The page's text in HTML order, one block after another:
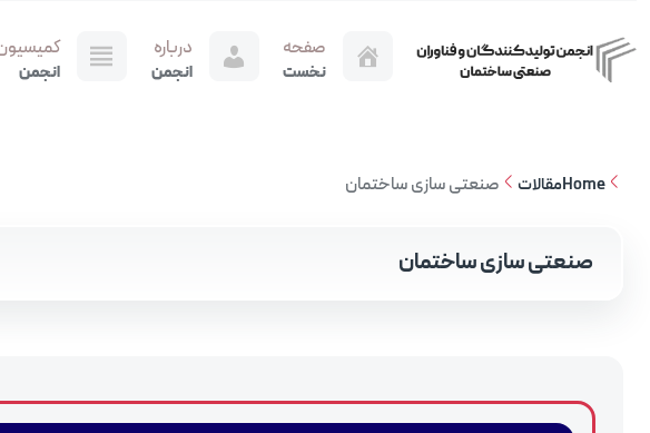
صفحه
نخست
درباره
انجمن انجمن
Homeمقالات صنعتی‌ سازی ساختمان‌
صنعتی‌ سازی ساختمان‌